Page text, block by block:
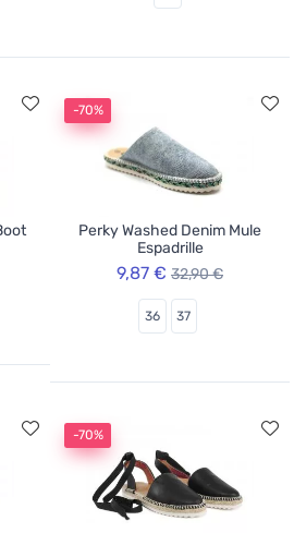
-70%
Perky Washed Denim Mule
Espadrille
9,87 € 32,90 €
36 37
-70%